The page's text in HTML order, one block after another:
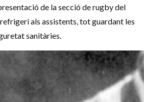
de la secció de rugby del
als assistents, tot guardant les
sanitàries.